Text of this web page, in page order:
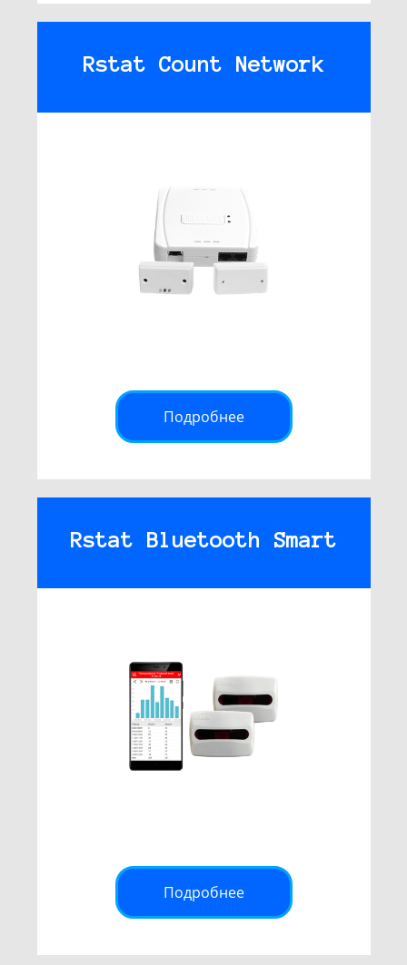
Rstat Count Network
Подробнее
Rstat Bluetooth Smart
Подробнее